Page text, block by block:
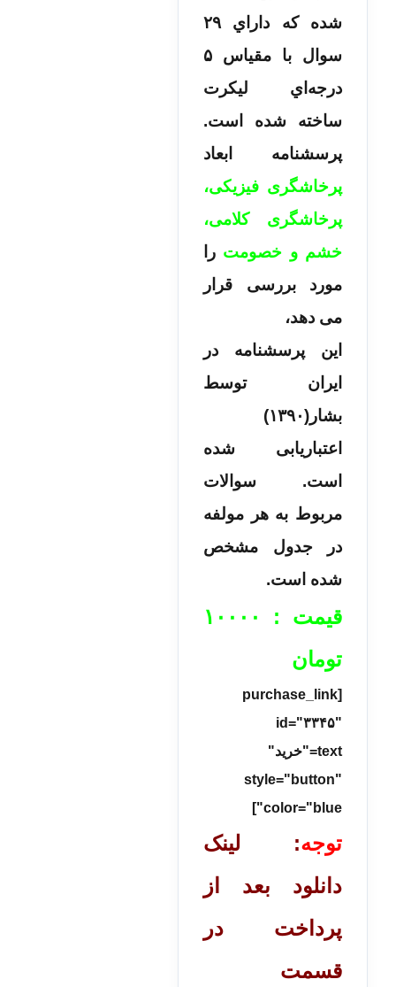
شده که داراي ۲۹
سوال با مقياس ۵
درجه‌اي ليکرت
ساخته شده است.
پرسشنامه ابعاد
پرخاشگری فیزیکی،
پرخاشگری کلامی،
خشم و خصومت را
مورد بررسی قرار
می دهد،
این پرسشنامه در
ایران توسط
بشار(۱۳۹۰)
اعتباریابی شده
است. سوالات
مربوط به هر مولفه
در جدول مشخص
شده است.
قیمت : ۱۰۰۰۰
تومان
[purchase_link
id="۳۳۴۵"
text="خرید"
style="button"
color="blue"]
توجه: لینک
دانلود بعد از
پرداخت در
قسمت